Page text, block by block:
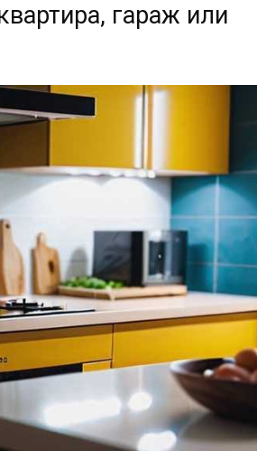
гараж или